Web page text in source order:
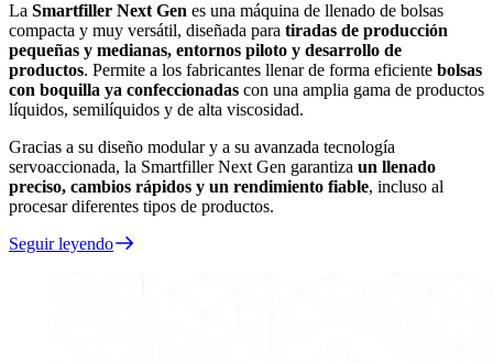
La Smartfiller Next Gen es una máquina de llenado de bolsas
compacta y muy versátil, diseñada para tiradas de producción
pequeñas y medianas, entornos piloto y desarrollo de
productos. Permite a los fabricantes llenar de forma eficiente bolsas
con boquilla ya confeccionadas con una amplia gama de productos
líquidos, semilíquidos y de alta viscosidad.
Gracias a su diseño modular y a su avanzada tecnología
servoaccionada, la Smartfiller Next Gen garantiza un llenado
preciso, cambios rápidos y un rendimiento fiable, incluso al
procesar diferentes tipos de productos.
Seguir leyendo